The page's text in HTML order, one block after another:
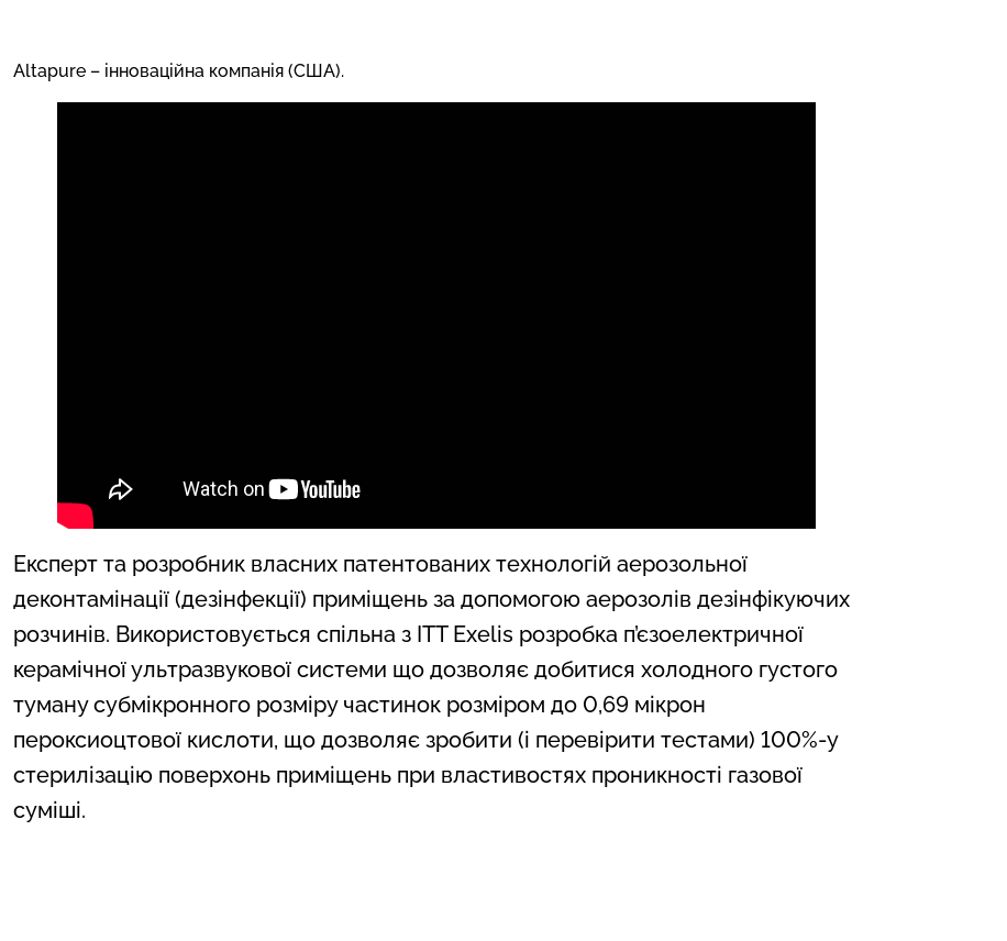
Altapure – інноваційна компанія (США).
Експерт та розробник власних патентованих технологій аерозольної
деконтамінації (дезінфекції) приміщень за допомогою аерозолів дезінфікуючих
розчинів. Використовується спільна з ITT Exelis розробка п’єзоелектричної
керамічної ультразвукової системи що дозволяє добитися холодного густого
туману субмікронного розміру частинок розміром до 0,69 мікрон
пероксиоцтової кислоти, що дозволяє зробити (і перевірити тестами) 100%-у
стерилізацію поверхонь приміщень при властивостях проникності газової
суміші.